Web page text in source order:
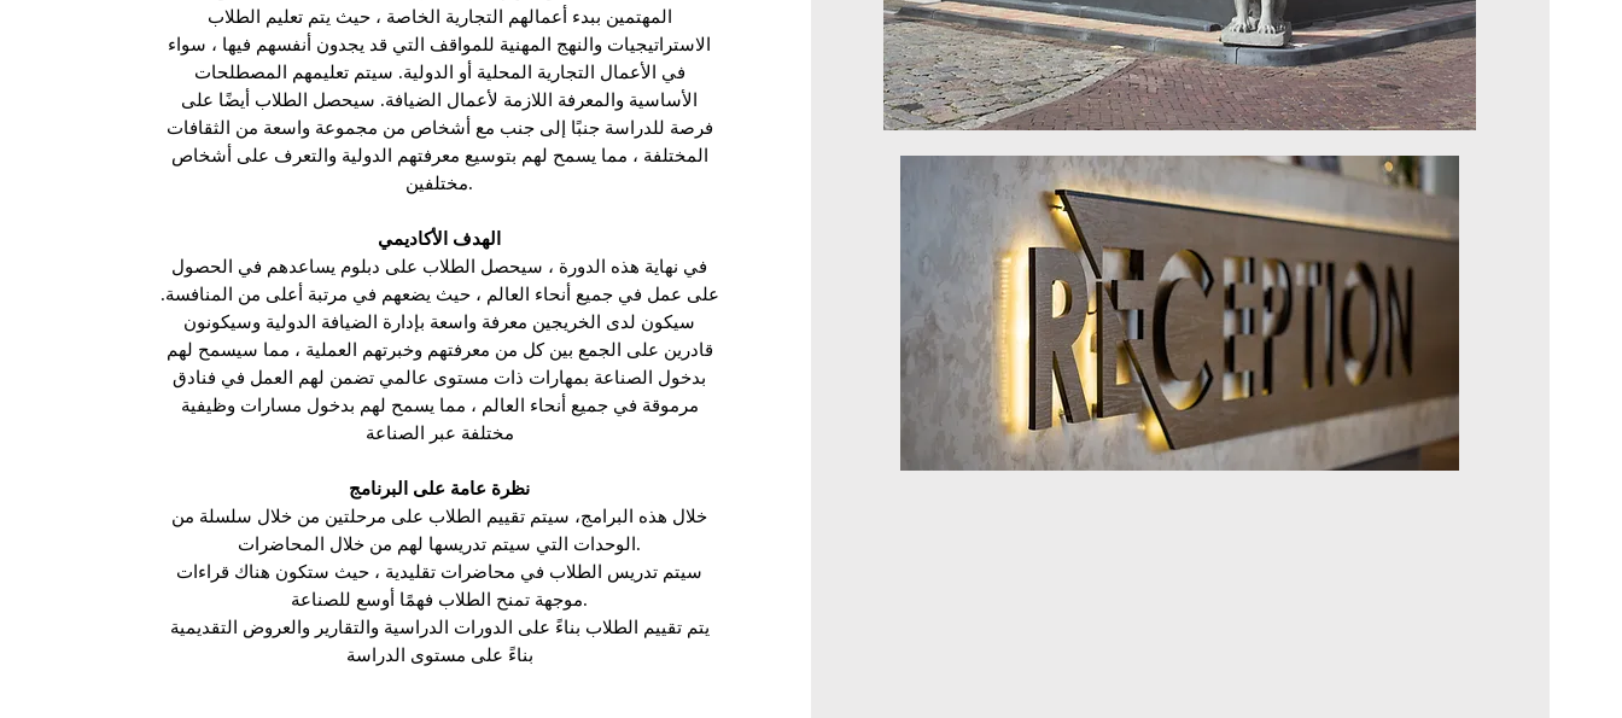
المهتمين ببدء أعمالهم التجارية الخاصة ، حيث يتم تعليم الطلاب
الاستراتيجيات والنهج المهنية للمواقف التي قد يجدون أنفسهم فيها ، سواء
في الأعمال التجارية المحلية أو الدولية. سيتم تعليمهم المصطلحات
الأساسية والمعرفة اللازمة لأعمال الضيافة. سيحصل الطلاب أيضًا على
فرصة للدراسة جنبًا إلى جنب مع أشخاص من مجموعة واسعة من الثقافات
المختلفة ، مما يسمح لهم بتوسيع معرفتهم الدولية والتعرف على أشخاص
مختلفين.
الهدف الأكاديمي
في نهاية هذه الدورة ، سيحصل الطلاب على دبلوم يساعدهم في الحصول
على عمل في جميع أنحاء العالم ، حيث يضعهم في مرتبة أعلى من المنافسة.
سيكون لدى الخريجين معرفة واسعة بإدارة الضيافة الدولية وسيكونون
قادرين على الجمع بين كل من معرفتهم وخبرتهم العملية ، مما سيسمح لهم
بدخول الصناعة بمهارات ذات مستوى عالمي تضمن لهم العمل في فنادق
مرموقة في جميع أنحاء العالم ، مما يسمح لهم بدخول مسارات وظيفية
مختلفة عبر الصناعة
نظرة عامة على البرنامج
خلال هذه البرامج، سيتم تقييم الطلاب على مرحلتين من خلال سلسلة من
الوحدات التي سيتم تدريسها لهم من خلال المحاضرات.
سيتم تدريس الطلاب في محاضرات تقليدية ، حيث ستكون هناك قراءات
موجهة تمنح الطلاب فهمًا أوسع للصناعة.
يتم تقييم الطلاب بناءً على الدورات الدراسية والتقارير والعروض التقديمية
بناءً على مستوى الدراسة